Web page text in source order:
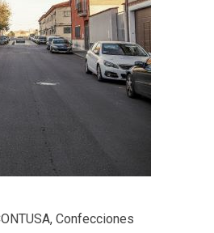
Confecciones